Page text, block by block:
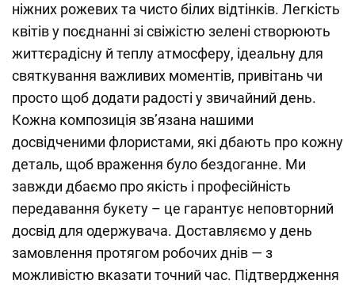
ніжних рожевих та чисто білих відтінків. Легкість
квітів у поєднанні зі свіжістю зелені створюють
життєрадісну й теплу атмосферу, ідеальну для
святкування важливих моментів, привітань чи
просто щоб додати радості у звичайний день.
Кожна композиція зв’язана нашими
досвідченими флористами, які дбають про кожну
деталь, щоб враження було бездоганне. Ми
завжди дбаємо про якість і професійність
передавання букету – це гарантує неповторний
досвід для одержувача. Доставляємо у день
замовлення протягом робочих днів — з
можливістю вказати точний час. Підтвердження